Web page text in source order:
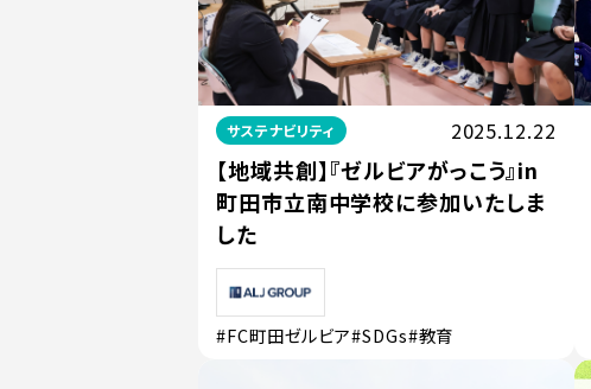
サステナビリティ 2025.12.22
【地域共創】『ゼルビアがっこう』in
町田市立南中学校に参加いたしま
した
#FC町田ゼルビア#SDGs#教育